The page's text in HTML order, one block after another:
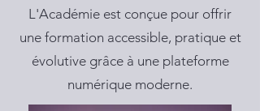
L'Académie est conçue pour offrir
une formation accessible, pratique et
évolutive grâce à une plateforme
numérique moderne.